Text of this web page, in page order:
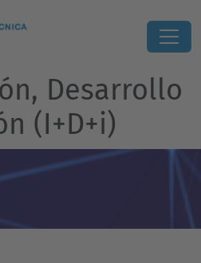
Desarrollo
(I+D+i)